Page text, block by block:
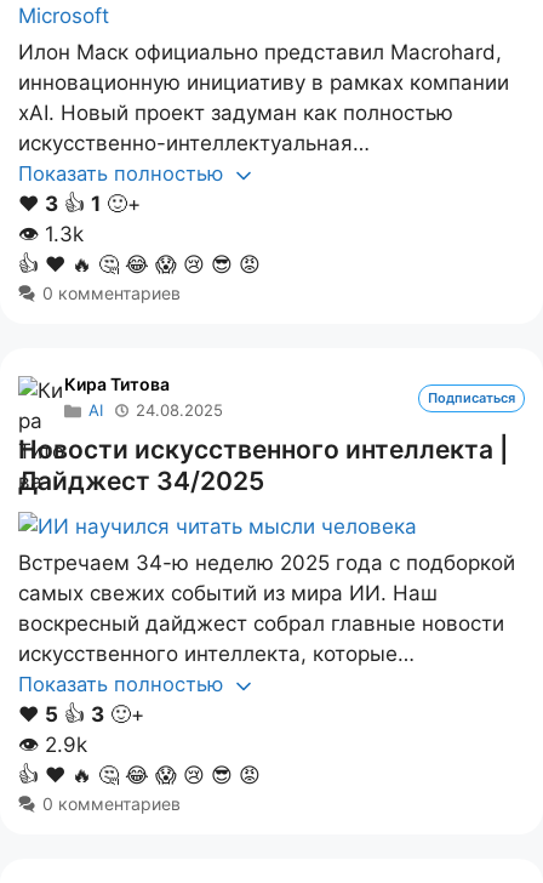
Илон Маск официально представил Macrohard,
инновационную инициативу в рамках компании
xAI. Новый проект задуман как полностью
искусственно-интеллектуальная…
Показать полностью
❤️ 3 👍 1 🙂+
👁 1.3k
👍 ❤️ 🔥 🤔 😂 😱 😢 😎 😡
0 комментариев
Кира Титова
AI 24.08.2025
Подписаться
Новости искусственного интеллекта |
Дайджест 34/2025
Встречаем 34-ю неделю 2025 года с подборкой
самых свежих событий из мира ИИ. Наш
воскресный дайджест собрал главные новости
искусственного интеллекта, которые…
Показать полностью
❤️ 5 👍 3 🙂+
👁 2.9k
👍 ❤️ 🔥 🤔 😂 😱 😢 😎 😡
0 комментариев